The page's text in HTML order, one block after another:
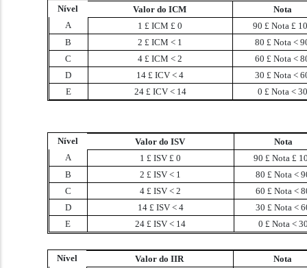
Nível Valor do ICM
Nota
A
1£ ICM£ 0 90 £ Nota £
B
2£ ICM< 1 80£ Nota<
C
4£ ICM< 2 60£ Nota<
D
14£ ICV< 4 30£ Nota<
E
24 £ ICV <14 0 £ Nota <30
Nível Valor do ISV
Nota
A
1£ ISV£ 0 90 £ Nota £
B
2£ ISV< 1 80£ Nota<
C
4£ ISV< 2 60£ Nota<
D
14 £ ISV <4 30£ Nota<
E
24£ ISV< 14 0 £ Nota <
Nível Valor do IIR
Nota